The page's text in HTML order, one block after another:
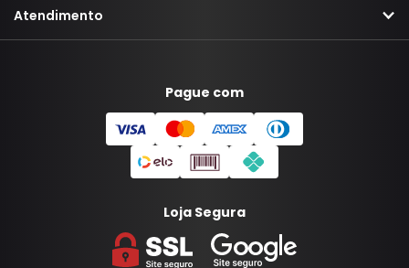
Atendimento
Pague com
Loja Segura